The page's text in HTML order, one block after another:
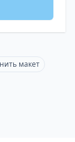
макет